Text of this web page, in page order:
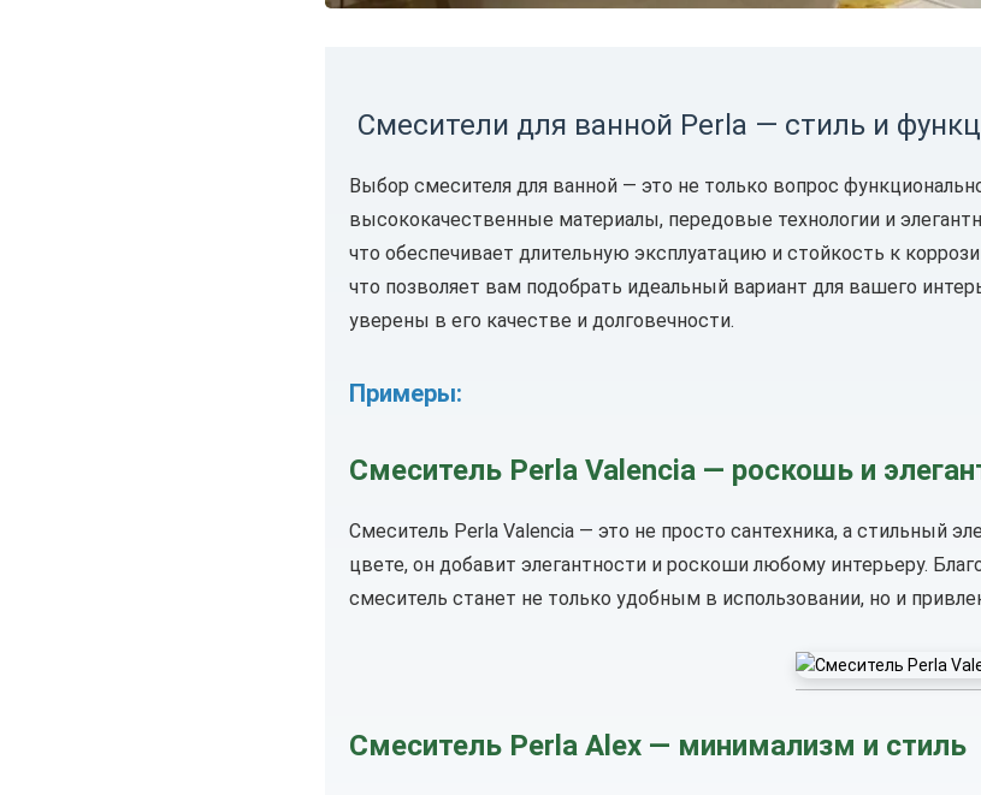
Смесители для ванной Perla — стиль и
Выбор смесителя для ванной — это не только вопрос
высококачественные материалы, передовые технологии и
что обеспечивает длительную эксплуатацию и стойкость к
что позволяет вам подобрать идеальный вариант для вашего
уверены в его качестве и долговечности.
Примеры:
Смеситель Perla Valencia — роскошь и
Смеситель Perla Valencia — это не просто сантехника, а
цвете, он добавит элегантности и роскоши любому интерьеру.
смеситель станет не только удобным в использовании, но и
Смеситель Perla Alex — минимализм и стиль